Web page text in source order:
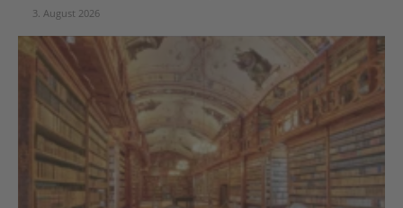
3. August 2026